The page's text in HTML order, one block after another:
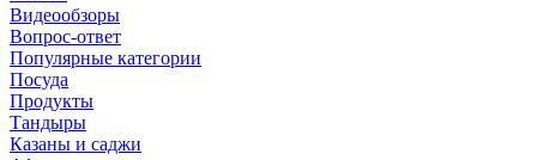
Видеообзоры
Вопрос-ответ
Популярные категории
Посуда
Продукты
Тандыры
Казаны и саджи